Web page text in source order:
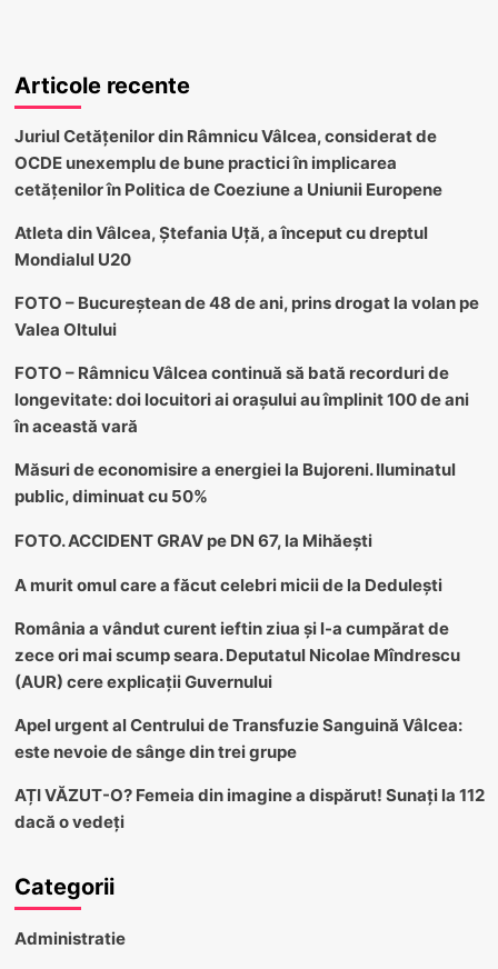
Articole recente
Juriul Cetățenilor din Râmnicu Vâlcea, considerat de
OCDE unexemplu de bune practici în implicarea
cetățenilor în Politica de Coeziune a Uniunii Europene
Atleta din Vâlcea, Ștefania Uță, a început cu dreptul
Mondialul U20
FOTO – Bucureștean de 48 de ani, prins drogat la volan pe
Valea Oltului
FOTO – Râmnicu Vâlcea continuă să bată recorduri de
longevitate: doi locuitori ai orașului au împlinit 100 de ani
în această vară
Măsuri de economisire a energiei la Bujoreni. Iluminatul
public, diminuat cu 50%
FOTO. ACCIDENT GRAV pe DN 67, la Mihăești
A murit omul care a făcut celebri micii de la Dedulești
România a vândut curent ieftin ziua și l-a cumpărat de
zece ori mai scump seara. Deputatul Nicolae Mîndrescu
(AUR) cere explicații Guvernului
Apel urgent al Centrului de Transfuzie Sanguină Vâlcea:
este nevoie de sânge din trei grupe
AȚI VĂZUT-O? Femeia din imagine a dispărut! Sunați la 112
dacă o vedeți
Categorii
Administratie